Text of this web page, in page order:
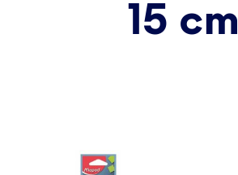
15 cm